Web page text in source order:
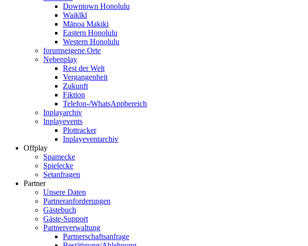
Downtown Honolulu
Waikīkī
Mānoa Makiki
Eastern Honolulu
Western Honolulu
forumseigene Orte
Nebenplay
Rest der Welt
Vergangenheit
Zukunft
Fiktion
Telefon-/WhatsAppbereich
Inplayarchiv
Inplayevents
Plottracker
Inplayeventarchiv
Offplay
Spamecke
Spielecke
Setanfragen
Partner
Unsere Daten
Partneranforderungen
Gästebuch
Gäste-Support
Partnerverwaltung
Partnerschaftsanfrage